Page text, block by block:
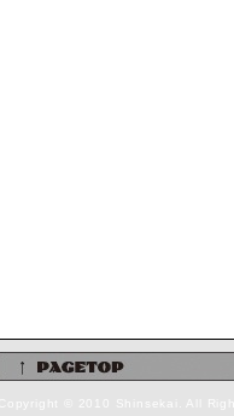
Copyright © 2010 Shinsekai. All